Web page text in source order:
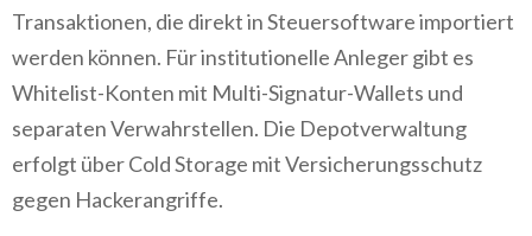
Transaktionen, die direkt in Steuersoftware importiert
werden können. Für institutionelle Anleger gibt es
Whitelist-Konten mit Multi-Signatur-Wallets und
separaten Verwahrstellen. Die Depotverwaltung
erfolgt über Cold Storage mit Versicherungsschutz
gegen Hackerangriffe.